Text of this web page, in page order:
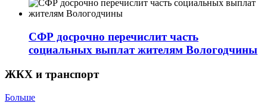
СФР досрочно перечислит часть
социальных выплат жителям Вологодчины
ЖКХ и транспорт
Больше